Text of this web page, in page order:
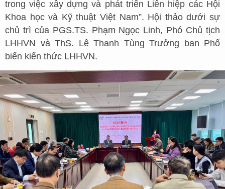
trong việc xây dựng và phát triển Liên hiệp các Hội
Khoa học và Kỹ thuật Việt Nam”. Hội thảo dưới sự
chủ trì của PGS.TS. Phạm Ngọc Linh, Phó Chủ tịch
LHHVN và ThS. Lê Thanh Tùng Trưởng ban Phổ
biến kiến thức LHHVN.